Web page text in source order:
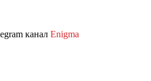
канал Enigma